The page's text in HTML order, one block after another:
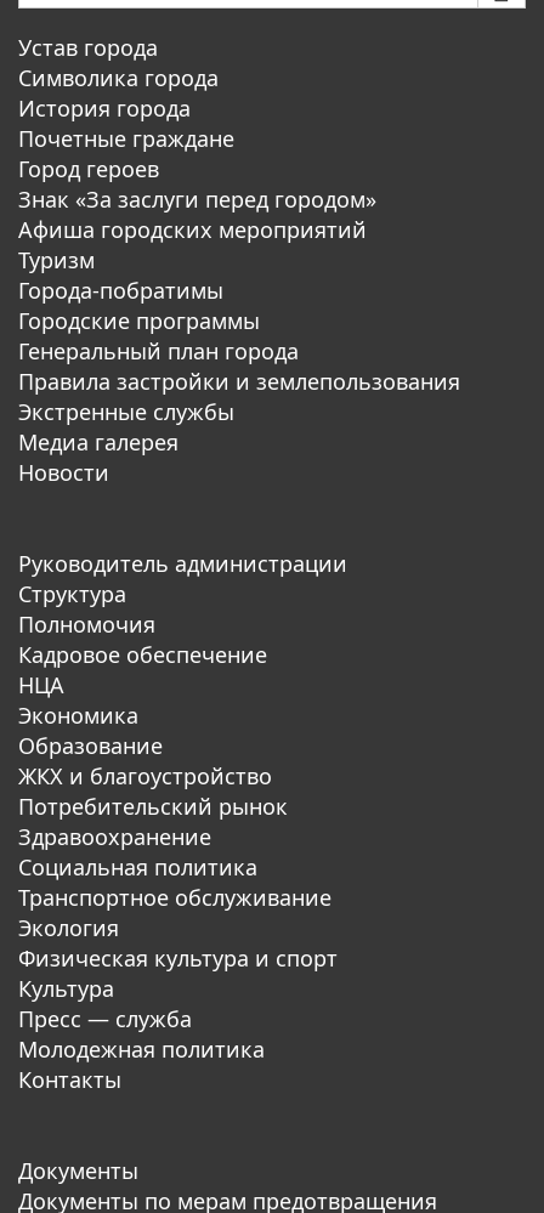
Устав города
Символика города
История города
Почетные граждане
Город героев
Знак «За заслуги перед городом»
Афиша городских мероприятий
Туризм
Города-побратимы
Городские программы
Генеральный план города
Правила застройки и землепользования
Экстренные службы
Медиа галерея
Новости
Руководитель администрации
Структура
Полномочия
Кадровое обеспечение
НЦА
Экономика
Образование
ЖКХ и благоустройство
Потребительский рынок
Здравоохранение
Социальная политика
Транспортное обслуживание
Экология
Физическая культура и спорт
Культура
Пресс — служба
Молодежная политика
Контакты
Документы
Документы по мерам предотвращения